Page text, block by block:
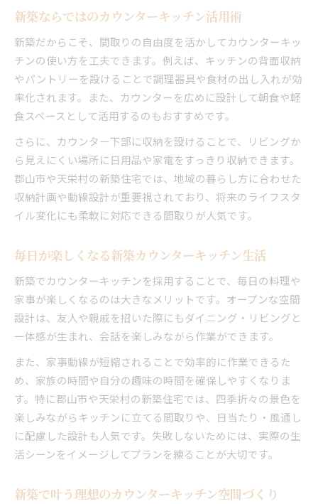
郡山市・天栄村の新築住宅地を比較するポイン
新築検討時に注目したい地域の利便性と将来性
新築選びで気になる郡山市の住環境情報
理想の暮らしを実現する新築選びのコツ
新築で叶える理想の暮らしを実現する方法
新築選びで後悔しないための大切なポイント
自分に合った新築住宅の見極め方とコツ
新築で理想の住まいを形にする秘訣
新築選び成功のために重視したいポイント
新築ならではのカウンターキッチン活用術
新築だからこそ、間取りの自由度を活かしてカウンターキッ
チンの使い方を工夫できます。例えば、キッチンの背面収納
やパントリーを設けることで調理器具や食材の出し入れが効
率化されます。また、カウンターを広めに設計して朝食や軽
食スペースとして活用するのもおすすめです。
さらに、カウンター下部に収納を設けることで、リビングか
ら見えにくい場所に日用品や家電をすっきり収納できます。
郡山市や天栄村の新築住宅では、地域の暮らし方に合わせた
収納計画や動線設計が重要視されており、将来のライフスタ
イル変化にも柔軟に対応できる間取りが人気です。
毎日が楽しくなる新築カウンターキッチン生活
新築でカウンターキッチンを採用することで、毎日の料理や
家事が楽しくなるのは大きなメリットです。オープンな空間
設計は、友人や親戚を招いた際にもダイニング・リビングと
一体感が生まれ、会話を楽しみながら作業ができます。
また、家事動線が短縮されることで効率的に作業できるた
め、家族の時間や自分の趣味の時間を確保しやすくなりま
す。特に郡山市や天栄村の新築住宅では、四季折々の景色を
楽しみながらキッチンに立てる間取りや、日当たり・風通し
に配慮した設計も人気です。失敗しないためには、実際の生
活シーンをイメージしてプランを練ることが大切です。
新築で叶う理想のカウンターキッチン空間づくり